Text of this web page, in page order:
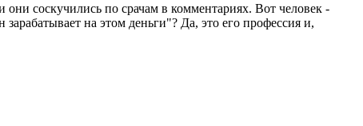
соскучились по срачам в комментариях. Вот человек -
на этом деньги"? Да, это его профессия и,